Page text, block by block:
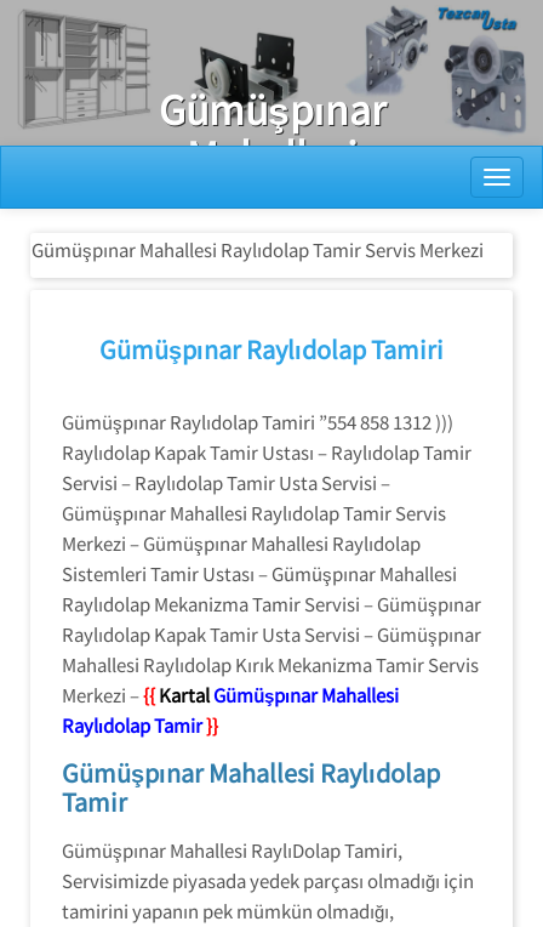
Ray Dolap Tamiri
Gümüşpınar
Mahallesi
Raylıdolap
Tamir Servis
Merkezi
Gümüşpınar Mahallesi Raylıdolap Tamir Servis Merkezi
Gümüşpınar Raylıdolap Tamiri
Gümüşpınar Raylıdolap Tamiri ”554 858 1312 )))
Raylıdolap Kapak Tamir Ustası – Raylıdolap Tamir
Servisi – Raylıdolap Tamir Usta Servisi –
Gümüşpınar Mahallesi Raylıdolap Tamir Servis
Merkezi – Gümüşpınar Mahallesi Raylıdolap
Sistemleri Tamir Ustası – Gümüşpınar Mahallesi
Raylıdolap Mekanizma Tamir Servisi – Gümüşpınar
Raylıdolap Kapak Tamir Usta Servisi – Gümüşpınar
Mahallesi Raylıdolap Kırık Mekanizma Tamir Servis
Merkezi –{{KartalGümüşpınar Mahallesi
Raylıdolap Tamir}}
Gümüşpınar Mahallesi Raylıdolap
Tamir
Gümüşpınar Mahallesi RaylıDolap Tamiri,
Servisimizde piyasada yedek parçası olmadığı için
tamirini yapanın pek mümkün olmadığı,